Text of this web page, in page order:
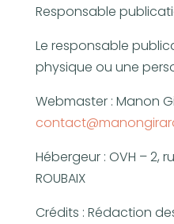
Responsable
Le responsable
physique ou une
Webmaster : Manon
Hébergeur : OVH – 2,
ROUBAIX
Crédits : Rédaction